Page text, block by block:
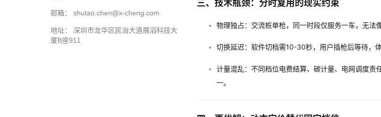
三、技术瓶颈：分时复用的现实约束
物理独占：交流桩单枪，同一时段仅服务一车，无法
切换延迟：软件切档需10-30秒，用户插枪后等待，
计量混乱：不同档位电费结算、碳计量、电网调度
一。
邮箱： shutao.chen@x-cheng.com
地址： 深圳市龙华区民治大道展滔科技大
厦B座911